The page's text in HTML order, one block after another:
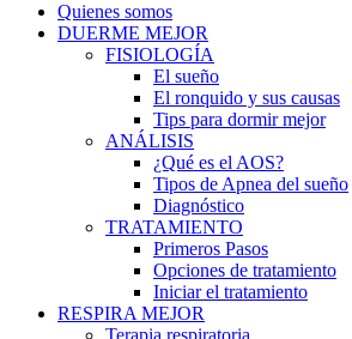
Quienes somos
DUERME MEJOR
FISIOLOGÍA
El sueño
El ronquido y sus causas
Tips para dormir mejor
ANÁLISIS
¿Qué es el AOS?
Tipos de Apnea del sueño
Diagnóstico
TRATAMIENTO
Primeros Pasos
Opciones de tratamiento
Iniciar el tratamiento
RESPIRA MEJOR
Terapia respiratoria